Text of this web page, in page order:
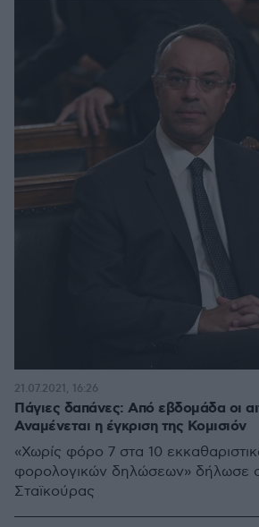
Πάγιες δαπάνες: Από εβδομάδα οι
Αναμένεται η έγκριση της Κομισιόν
«Χωρίς φόρο 7 στα 10
φορολογικών δηλώσεων» δήλωσε
Σταϊκούρας
21.07.2021, 16:26